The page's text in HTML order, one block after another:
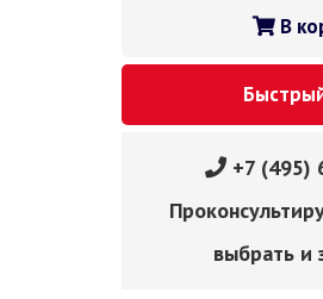
В
+7 (495)
выбрать и